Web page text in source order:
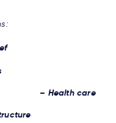
conditions
Health care